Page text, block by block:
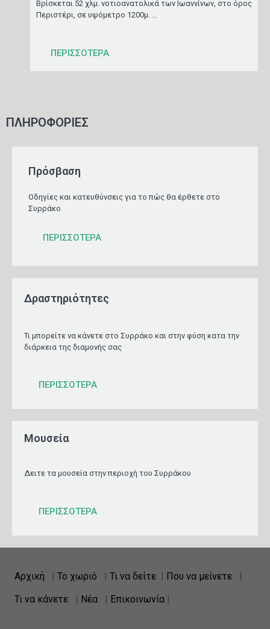
Βρίσκεται 52 χλμ. νοτιοανατολικά των Ιωαννίνων, στο όρος
Περιστέρι, σε υψόμετρο 1200μ. …
ΠΕΡΙΣΣΟΤΕΡΑ
ΠΛΗΡΟΦΟΡΙΕΣ
Πρόσβαση
Οδηγίες και κατευθύνσεις για το πώς θα έρθετε στο
Συρράκο
ΠΕΡΙΣΣΟΤΕΡΑ
Δραστηριότητες
Τι μπορείτε να κάνετε στο Συρράκο και στην φύση κατα την
διάρκεια της διαμονής σας
ΠΕΡΙΣΣΟΤΕΡΑ
Μουσεία
Δειτε τα μουσεία στην περιοχή του Συρράκου
ΠΕΡΙΣΣΟΤΕΡΑ
Αρχική | Το χωριό | Τι να δείτε | Που να μείνετε |
Τι να κάνετε Νέα Επικοινωνία